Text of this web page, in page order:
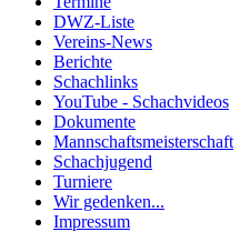
DWZ-Liste
Vereins-News
Berichte
Schachlinks
YouTube - Schachvideos
Dokumente
Mannschaftsmeisterschaft
Schachjugend
Turniere
Wir gedenken...
Impressum